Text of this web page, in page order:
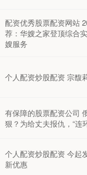
配资优秀股票配资网站
荐：华嫂之家登顶综合
嫂服务
个人配资炒股配资 宗馥
有保障的股票配资公司
狠？为给丈夫报仇，“连
个人配资炒股配资 今起
新优惠